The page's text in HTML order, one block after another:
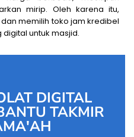
mirip. Oleh karena itu,
memilih toko jam kredibel
untuk masjid.
DIGITAL
TAKMIR